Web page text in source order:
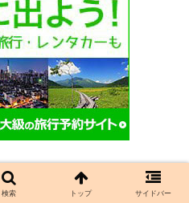
検索 トップ サイドバー